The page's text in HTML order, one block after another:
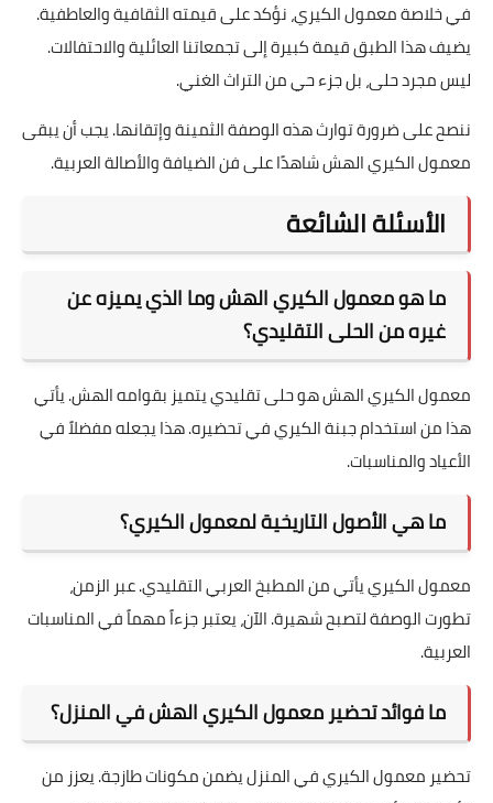
من اختيار المكونات الطازجة إلى الإعداد بدقة لضمان الجودة
والنكهة. استنتجنا أهمية الطرق الصحيحة للحصول على معمول
هش. كما ناقشنا كيف يمكن تنويع الحشوات لتتناسب مع الأذواق
المختلفة.
كما تطرقنا إلى نصائح للحفاظ على جودة معمول الكيري الهش. هذا
يضمن بقائه هشًا وطعمه المميز لفترة أطول.
في خلاصة معمول الكيري، نؤكد على قيمته الثقافية والعاطفية.
يضيف هذا الطبق قيمة كبيرة إلى تجمعاتنا العائلية والاحتفالات.
ليس مجرد حلى، بل جزء حي من التراث الغني.
ننصح على ضرورة توارث هذه الوصفة الثمينة وإتقانها. يجب أن يبقى
معمول الكيري الهش شاهدًا على فن الضيافة والأصالة العربية.
الأسئلة الشائعة
ما هو معمول الكيري الهش وما الذي يميزه عن
معمول الكيري الهش هو حلى تقليدي يتميز بقوامه الهش. يأتي
هذا من استخدام جبنة الكيري في تحضيره. هذا يجعله مفضلاً في
الأعياد والمناسبات.